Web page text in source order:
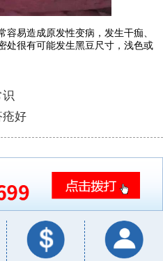
易造成原发性变病，发生干痂、
处很有可能发生黑豆尺寸，浅色或
疮好